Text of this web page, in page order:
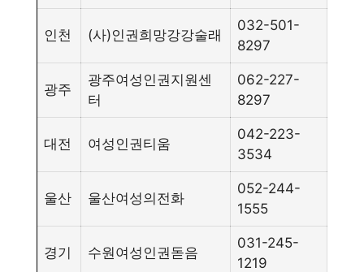
인천 (사)인권희망강강술래
032-501-
8297
광주
광주여성인권지원센
터
062-227-
8297
대전 여성인권티움
042-223-
3534
울산 울산여성의전화
052-244-
1555
경기 수원여성인권돋음
031-245-
1219